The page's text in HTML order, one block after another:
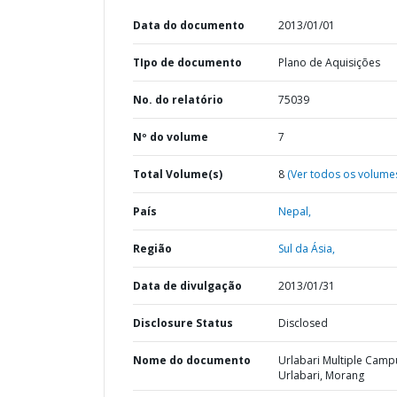
Data do documento 2013/01/01
TIpo de documento Plano de Aquisições
No. do relatório 75039
Nº do volume 7
Total Volume(s) 8 (Ver todos os
País Nepal,
Região Sul da Ásia,
Data de divulgação 2013/01/31
Disclosure Status Disclosed
Nome do documento
Urlabari Multiple
Urlabari, Morang